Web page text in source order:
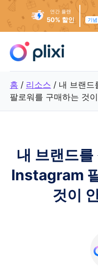
뛰
50% 할인
연간 플랜
기
홈 / 리소스 / 내 브랜드
팔로워를 구매하는 것
내 브랜드
Instagram
것이